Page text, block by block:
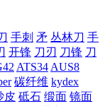
手刺 矛 丛林刀 手
开锋 刀刃 刀锋 刀
ATS34 AUS8
碳纤维 kydex
皮 砥石 缎面 镜面